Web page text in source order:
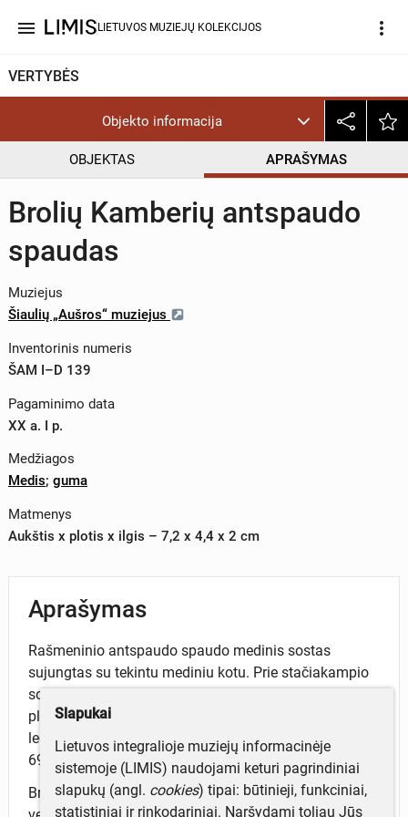
menu LIETUVOS MUZIEJŲ KOLEKCIJOS more_vert
VERTYBĖS
Objekto informacija
OBJEKTAS APRAŠYMAS
Brolių Kamberių antspaudo
spaudas
Muziejus
Šiaulių „Aušros“ muziejus
Inventorinis numeris
ŠAM I–D 139
Pagaminimo data
XX a. I p.
Medžiagos
Medis; guma
Matmenys
Aukštis x plotis x ilgis – 7,2 x 4,4 x 2 cm
Aprašymas
Rašmeninio antspaudo spaudo medinis sostas
sujungtas su tekintu mediniu kotu. Prie stačiakampio
sosto pagrindo priklijuota ovalo formos guminė
plokštelė su iškilaus reljefo vaizduliu. Jame lietuviška
legenda: Brol. KAMBERIAI / No. / Kaunas. Minkausko
69
Brolių B., A., ir R. Kamberių lentpjūvė tarpukario metais
Slapukai
Lietuvos integralioje muziejų informacinėje
sistemoje (LIMIS) naudojami keturi pagrindiniai
slapukų (angl. cookies) tipai: būtinieji, funkciniai,
statistiniai ir rinkodariniai. Naršydami toliau Jūs